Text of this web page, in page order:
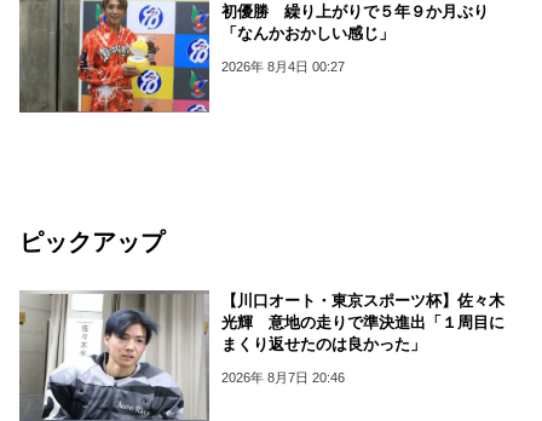
初優勝 繰り上がりで５年９か月ぶり
「なんかおかしい感じ」
2026年 8月4日 00:27
ピックアップ
【川口オート・東京スポーツ杯】佐々木
光輝 意地の走りで準決進出「１周目に
まくり返せたのは良かった」
2026年 8月7日 20:46